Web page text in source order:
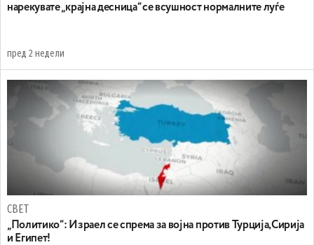
нарекувате „крајна десница“ се всушност нормалните луѓе
пред 2 недели
СВЕТ
„Политико“: Израел се спрема за војна против Турција,Сирија
и Египет!